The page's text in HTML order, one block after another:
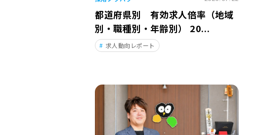
都道府県別 有効求人倍率（地域
別・職種別・年齢別） 20...
求人動向レポート